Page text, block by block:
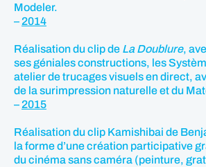
Modeler.
– 2014
Réalisation du clip de La Doublure,
ses géniales constructions, les
atelier de trucages visuels en direct,
de la surimpression naturelle et du
– 2015
Réalisation du clip Kamishibai de
la forme d’une création participative
du cinéma sans caméra (peinture,